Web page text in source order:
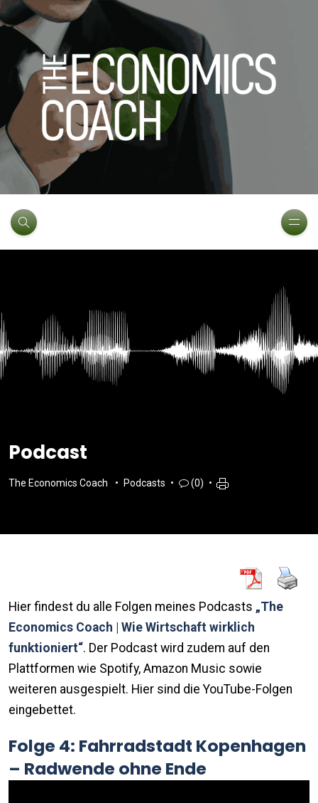
Podcast
The Economics Coach Podcasts (0)
Hier findest du alle Folgen meines Podcasts „The
Economics Coach | Wie Wirtschaft wirklich
funktioniert“. Der Podcast wird zudem auf den
Plattformen wie Spotify, Amazon Music sowie
weiteren ausgespielt. Hier sind die YouTube-Folgen
eingebettet.
Folge 4: Fahrradstadt Kopenhagen
– Radwende ohne Ende